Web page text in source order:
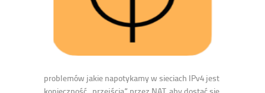
problemów jakie napotykamy w sieciach IPv4 jest
konieczność „przejścia” przez NAT, aby dostać się